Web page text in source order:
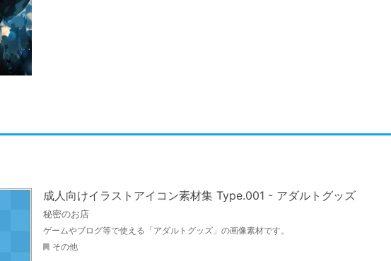
成人向けイラストアイコン素材集 Type.001 - アダルトグッズ
秘密のお店
ゲームやブログ等で使える「アダルトグッズ」の画像素材です。
その他